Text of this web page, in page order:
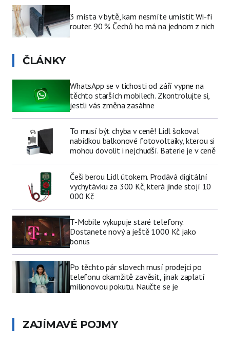
3 místa v bytě, kam nesmíte umístit Wi-fi
router. 90 % Čechů ho má na jednom z nich
ČLÁNKY
WhatsApp se v tichosti od září vypne na
těchto starších mobilech. Zkontrolujte si,
jestli vás změna zasáhne
To musí být chyba v ceně! Lidl šokoval
nabídkou balkonové fotovoltaiky, kterou si
mohou dovolit i nejchudší. Baterie je v ceně
Češi berou Lidl útokem. Prodává digitální
vychytávku za 300 Kč, která jinde stojí 10
000 Kč
T-Mobile vykupuje staré telefony.
Dostanete nový a ještě 1000 Kč jako
bonus
Po těchto pár slovech musí prodejci po
telefonu okamžitě zavěsit, jinak zaplatí
milionovou pokutu. Naučte se je
ZAJÍMAVÉ POJMY